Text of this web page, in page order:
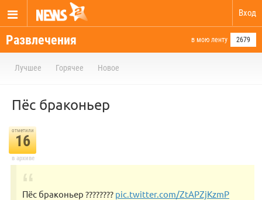
Вход
Развлечения в мою ленту 2679
Лучшее Горячее Новое
Пёс браконьер
отметили
16
в архиве
Пёс браконьер ???????? pic.twitter.com/ZtAPZjKzmP